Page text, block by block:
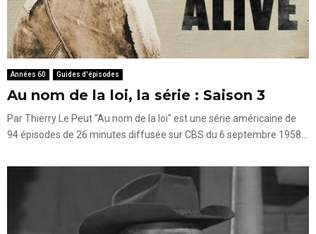
Années 60 Guides d'épisodes
Au nom de la loi, la série : Saison 3
Par Thierry Le Peut "Au nom de la loi" est une série américaine de
94 épisodes de 26 minutes diffusée sur CBS du 6 septembre 1958...